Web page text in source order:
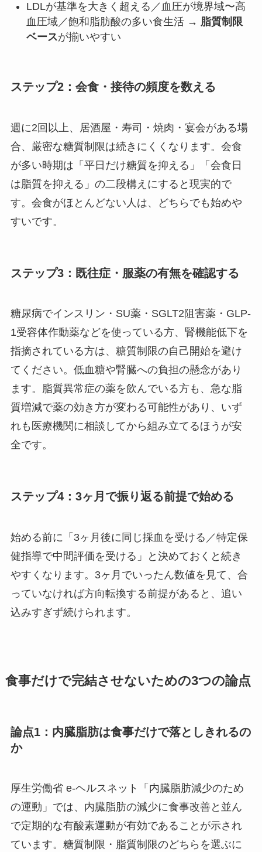
LDLが基準を大きく超える／血圧が境界域〜高
血圧域／飽和脂肪酸の多い食生活 → 脂質制限
ベースが揃いやすい
ステップ2：会食・接待の頻度を数える
週に2回以上、居酒屋・寿司・焼肉・宴会がある場
合、厳密な糖質制限は続きにくくなります。会食
が多い時期は「平日だけ糖質を抑える」「会食日
は脂質を抑える」の二段構えにすると現実的で
す。会食がほとんどない人は、どちらでも始めや
すいです。
ステップ3：既往症・服薬の有無を確認する
糖尿病でインスリン・SU薬・SGLT2阻害薬・GLP-
1受容体作動薬などを使っている方、腎機能低下を
指摘されている方は、糖質制限の自己開始を避け
てください。低血糖や腎臓への負担の懸念があり
ます。脂質異常症の薬を飲んでいる方も、急な脂
質増減で薬の効き方が変わる可能性があり、いず
れも医療機関に相談してから組み立てるほうが安
全です。
ステップ4：3ヶ月で振り返る前提で始める
始める前に「3ヶ月後に同じ採血を受ける／特定保
健指導で中間評価を受ける」と決めておくと続き
やすくなります。3ヶ月でいったん数値を見て、合
っていなければ方向転換する前提があると、追い
込みすぎず続けられます。
食事だけで完結させないための3つの論点
論点1：内臓脂肪は食事だけで落としきれるの
か
厚生労働省 e-ヘルスネット「内臓脂肪減少のため
の運動」では、内臓脂肪の減少に食事改善と並ん
で定期的な有酸素運動が有効であることが示され
ています。糖質制限・脂質制限のどちらを選ぶに